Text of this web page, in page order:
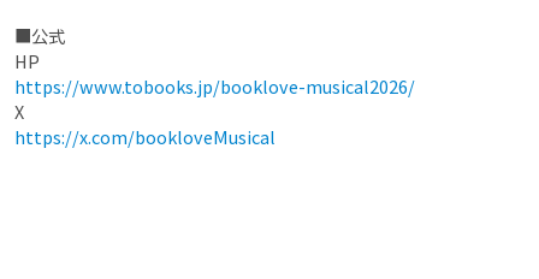
■公式
HP
https://www.tobooks.jp/booklove-musical2026/
X
https://x.com/bookloveMusical